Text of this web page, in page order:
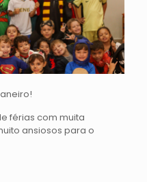
férias com muita
ansiosos para o